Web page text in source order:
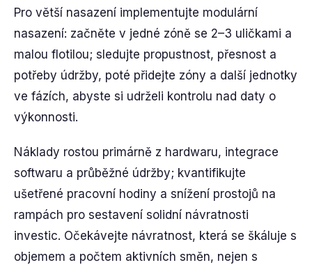
Pro větší nasazení implementujte modulární
nasazení: začněte v jedné zóně se 2–3 uličkami a
malou flotilou; sledujte propustnost, přesnost a
potřeby údržby, poté přidejte zóny a další jednotky
ve fázích, abyste si udrželi kontrolu nad daty o
výkonnosti.
Náklady rostou primárně z hardwaru, integrace
softwaru a průběžné údržby; kvantifikujte
ušetřené pracovní hodiny a snížení prostojů na
rampách pro sestavení solidní návratnosti
investic. Očekávejte návratnost, která se škáluje s
objemem a počtem aktivních směn, nejen s